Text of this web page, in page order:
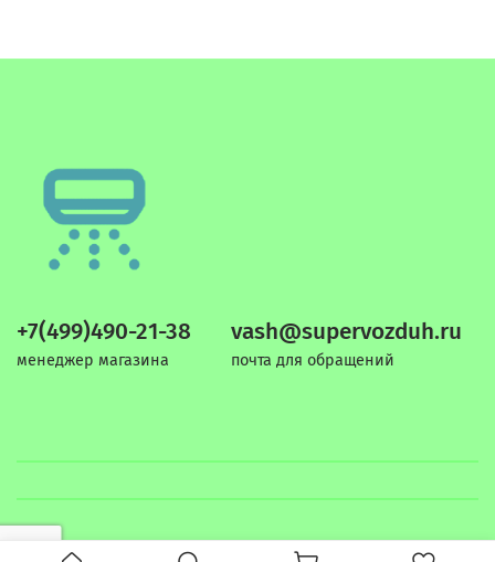
+7(499)490-21-38
менеджер магазина
vash@supervozduh.ru
почта для обращений